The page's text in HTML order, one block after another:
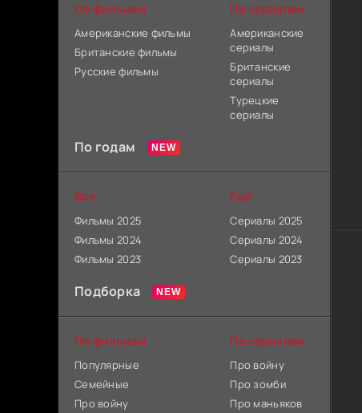
По фильмам
Американские фильмы
Британские фильмы
Русские фильмы
По сериалам
Американские
сериалы
Британские
сериалы
Турецкие
сериалы
По годам
Все
Фильмы 2025
Фильмы 2024
Фильмы 2023
Ещё
Сериалы 2025
Сериалы 2024
Сериалы 2023
Подборка
По фильмам
Популярные
Семейные
Про войну
По сериалам
Про войну
Про зомби
Про маньяков